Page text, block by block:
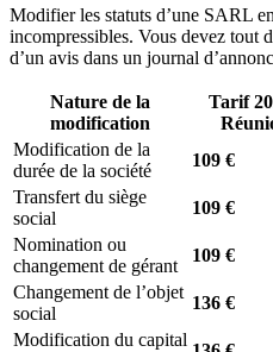
Modifier les statuts d’une SARL
incompressibles. Vous devez tout
d’un avis dans un journal
Nature de la
modification
Tarif
Modification de la
durée de la société
109 €
Transfert du siège
social
109 €
Nomination ou
changement de gérant
109 €
Changement de l’objet
social
136 €
Modification du capital